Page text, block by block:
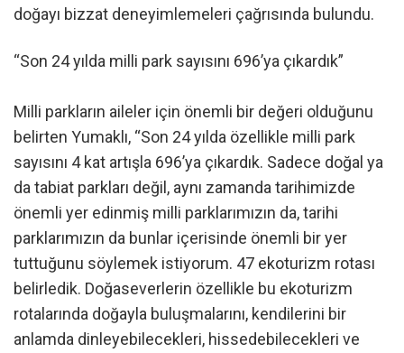
doğayı bizzat deneyimlemeleri çağrısında bulundu.
“Son 24 yılda milli park sayısını 696’ya çıkardık”
Milli parkların aileler için önemli bir değeri olduğunu
belirten Yumaklı, “Son 24 yılda özellikle milli park
sayısını 4 kat artışla 696’ya çıkardık. Sadece doğal ya
da tabiat parkları değil, aynı zamanda tarihimizde
önemli yer edinmiş milli parklarımızın da, tarihi
parklarımızın da bunlar içerisinde önemli bir yer
tuttuğunu söylemek istiyorum. 47 ekoturizm rotası
belirledik. Doğaseverlerin özellikle bu ekoturizm
rotalarında doğayla buluşmalarını, kendilerini bir
anlamda dinleyebilecekleri, hissedebilecekleri ve